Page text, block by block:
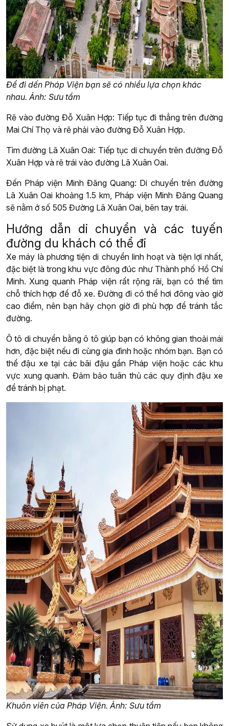
Để đi dến Pháp Viện bạn sẽ có nhiều lựa chọn khác
nhau. Ảnh: Sưu tầm
Rẽ vào đường Đỗ Xuân Hợp: Tiếp tục đi thẳng trên đường
Mai Chí Thọ và rẽ phải vào đường Đỗ Xuân Hợp.
Tìm đường Lã Xuân Oai: Tiếp tục di chuyển trên đường Đỗ
Xuân Hợp và rẽ trái vào đường Lã Xuân Oai.
Đến Pháp viện Minh Đăng Quang: Di chuyển trên đường
Lã Xuân Oai khoảng 1.5 km, Pháp viện Minh Đăng Quang
sẽ nằm ở số 505 Đường Lã Xuân Oai, bên tay trái.
Hướng dẫn di chuyển và các tuyến
đường du khách có thể đi
Xe máy là phương tiện di chuyển linh hoạt và tiện lợi nhất,
đặc biệt là trong khu vực đông đúc như Thành phố Hồ Chí
Minh. Xung quanh Pháp viện rất rộng rãi, bạn có thể tìm
chỗ thích hợp để đỗ xe. Đường đi có thể hơi đông vào giờ
cao điểm, nên bạn hãy chọn giờ đi phù hợp để tránh tắc
đường.
Ô tô di chuyển bằng ô tô giúp bạn có không gian thoải mái
hơn, đặc biệt nếu đi cùng gia đình hoặc nhóm bạn. Bạn có
thể đậu xe tại các bãi đậu gần Pháp viện hoặc các khu
vực xung quanh. Đảm bảo tuân thủ các quy định đậu xe
để tránh bị phạt.
Khuôn viên của Pháp Viện. Ảnh: Sưu tầm